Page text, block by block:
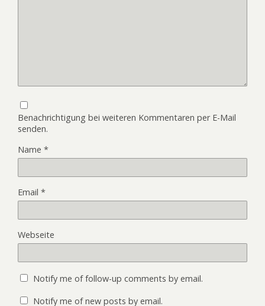
Benachrichtigung bei weiteren Kommentaren per E-Mail
senden.
Name *
Email *
Webseite
Notify me of follow-up comments by email.
Notify me of new posts by email.